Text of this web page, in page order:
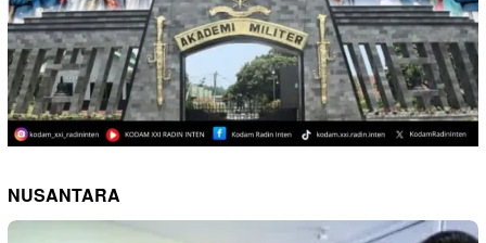
NUSANTARA